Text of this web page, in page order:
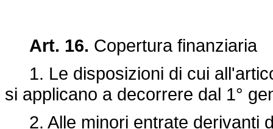
Art. 16. Copertura finanziaria
1. Le disposizioni di cui
si applicano a decorrere dal 1°
2. Alle minori entrate derivanti